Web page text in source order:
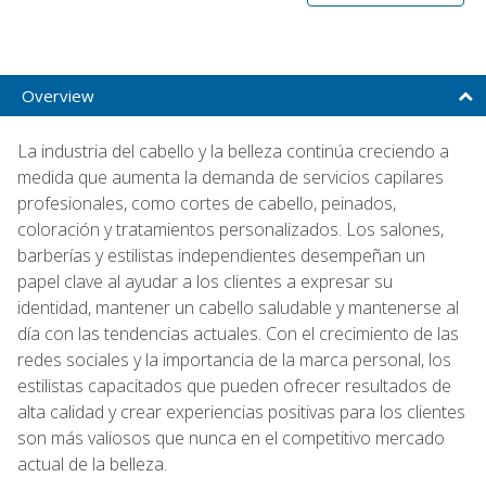
Overview
La industria del cabello y la belleza continúa creciendo a
medida que aumenta la demanda de servicios capilares
profesionales, como cortes de cabello, peinados,
coloración y tratamientos personalizados. Los salones,
barberías y estilistas independientes desempeñan un
papel clave al ayudar a los clientes a expresar su
identidad, mantener un cabello saludable y mantenerse al
día con las tendencias actuales. Con el crecimiento de las
redes sociales y la importancia de la marca personal, los
estilistas capacitados que pueden ofrecer resultados de
alta calidad y crear experiencias positivas para los clientes
son más valiosos que nunca en el competitivo mercado
actual de la belleza.